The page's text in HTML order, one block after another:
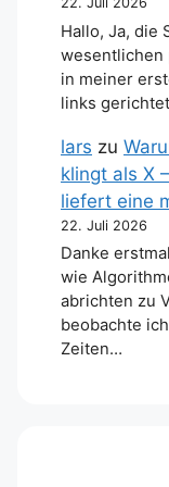
Hallo, Ja, die
wesentlichen
in meiner
links
lars zu
klingt als X
liefert eine
22. Juli 2026
Danke
wie
abrichten zu
beobachte
Zeiten…